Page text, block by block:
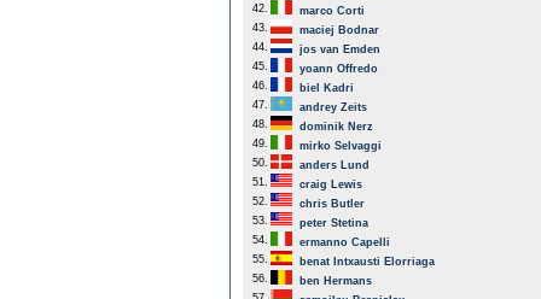
42.
marco Corti
43.
maciej Bodnar
44.
jos van Emden
45.
yoann Offredo
46.
biel Kadri
47.
andrey Zeits
48.
dominik Nerz
49.
mirko Selvaggi
50.
anders Lund
51.
craig Lewis
52.
chris Butler
53.
peter Stetina
54.
ermanno Capelli
55.
benat Intxausti Elorriaga
56.
ben Hermans